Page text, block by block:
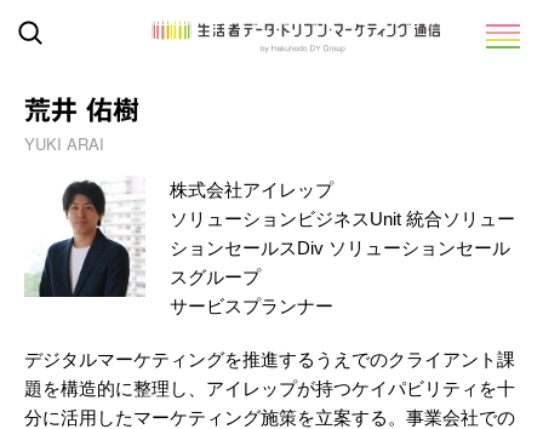
荒井 佑樹
YUKI ARAI
株式会社アイレップ
ソリューションビジネスUnit 統合ソリュー
ションセールスDiv ソリューションセール
スグループ
サービスプランナー
デジタルマーケティングを推進するうえでのクライアント課
題を構造的に整理し、アイレップが持つケイパビリティを十
分に活用したマーケティング施策を立案する。事業会社での